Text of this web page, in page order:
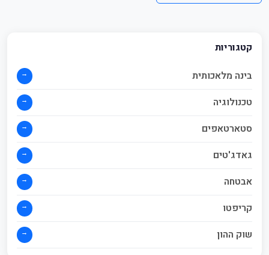
קטגוריות
בינה מלאכותית
→
טכנולוגיה →
סטארטאפים →
גאדג'טים →
אבטחה →
קריפטו →
שוק ההון →